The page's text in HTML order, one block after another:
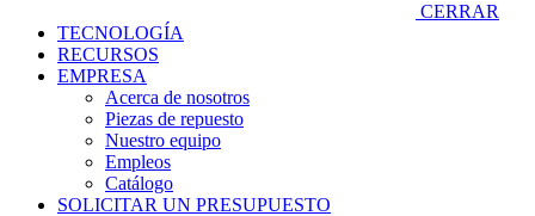
CERRAR
TECNOLOGÍA
RECURSOS
EMPRESA
Acerca de nosotros
Piezas de repuesto
Nuestro equipo
Empleos
Catálogo
SOLICITAR UN PRESUPUESTO